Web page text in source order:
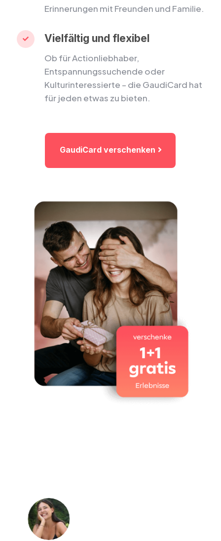
Erinnerungen mit Freunden und Familie.
 Vielfältig und flexibel
Ob für Actionliebhaber,
Entspannungssuchende oder
Kulturinteressierte – die GaudiCard hat
für jeden etwas zu bieten.
GaudiCard verschenken